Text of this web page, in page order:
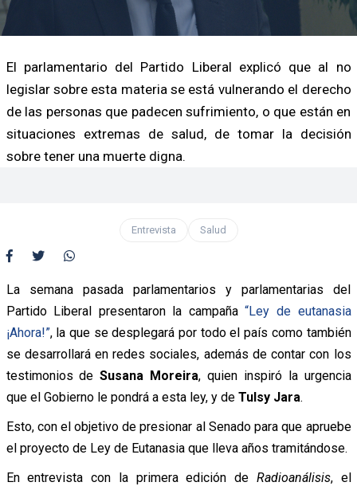
El parlamentario del Partido Liberal explicó que al no
legislar sobre esta materia se está vulnerando el derecho
de las personas que padecen sufrimiento, o que están en
situaciones extremas de salud, de tomar la decisión
sobre tener una muerte digna.
Entrevista Salud
La semana pasada parlamentarios y parlamentarias del
Partido Liberal presentaron la campaña“Ley de eutanasia
¡Ahora!”, la que se desplegará por todo el país como también
se desarrollará en redes sociales, además de contar con los
testimonios deSusana Moreira, quien inspiró la urgencia
que el Gobierno le pondrá a esta ley, y de Tulsy Jara.
Esto, con el objetivo de presionar al Senado para que apruebe
el proyecto de Ley de Eutanasia que lleva años tramitándose.
En entrevista con la primera edición de Radioanálisis, el